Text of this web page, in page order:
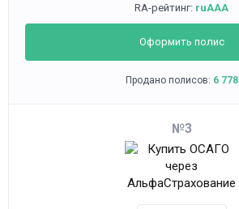
RA-рейтинг: ruAAA
Оформить полис
Продано полисов: 6 778
3